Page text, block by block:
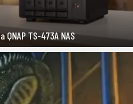
TS-473A NAS